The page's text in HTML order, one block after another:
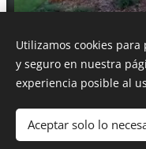
FAIRMONT
Utilizamos cookies
y seguro en nuestra
experiencia posible al
Aceptar solo lo